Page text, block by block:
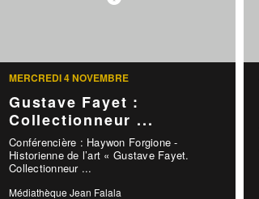
MERCREDI 4 NOVEMBRE
Gustave Fayet :
Collectionneur ...
Conférencière : Haywon Forgione -
Historienne de l’art « Gustave Fayet.
Collectionneur ...
Médiathèque Jean Falala